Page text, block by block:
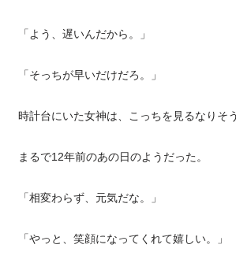
「よう、遅いんだから。」
「そっちが早いだけだろ。」
時計台にいた女神は、こっちを見るなりそ
まるで12年前のあの日のようだった。
「相変わらず、元気だな。」
「やっと、笑顔になってくれて嬉しい。」